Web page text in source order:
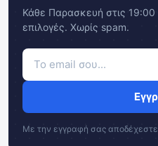
Κάθε Παρασκευή στις
επιλογές. Χωρίς spam.
Με την εγγραφή σας